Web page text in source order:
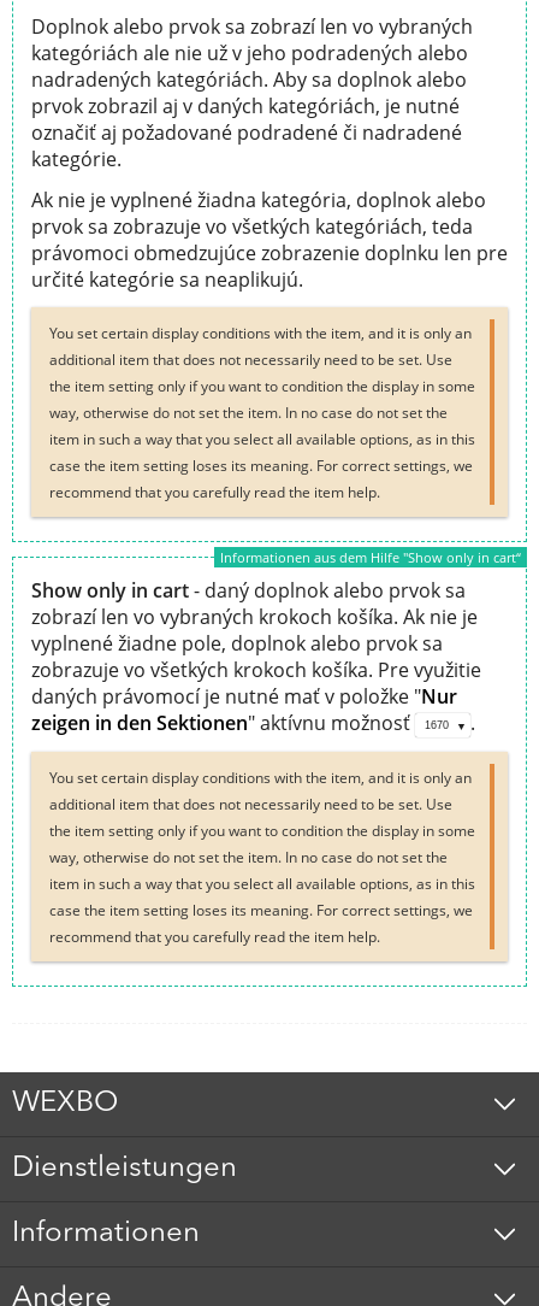
Doplnok alebo prvok sa zobrazí len vo vybraných
kategóriách ale nie už v jeho podradených alebo
nadradených kategóriách. Aby sa doplnok alebo
prvok zobrazil aj v daných kategóriách, je nutné
označiť aj požadované podradené či nadradené
kategórie.
Ak nie je vyplnené žiadna kategória, doplnok alebo
prvok sa zobrazuje vo všetkých kategóriách, teda
právomoci obmedzujúce zobrazenie doplnku len pre
určité kategórie sa neaplikujú.
You set certain display conditions with the item, and it is only an
additional item that does not necessarily need to be set. Use
the item setting only if you want to condition the display in some
way, otherwise do not set the item. In no case do not set the
item in such a way that you select all available options, as in this
case the item setting loses its meaning. For correct settings, we
recommend that you carefully read the item help.
Informationen aus dem Hilfe "Show only in cart“
Show only in cart- daný doplnok alebo prvok sa
zobrazí len vo vybraných krokoch košíka. Ak nie je
vyplnené žiadne pole, doplnok alebo prvok sa
zobrazuje vo všetkých krokoch košíka. Pre využitie
daných právomocí je nutné mať v položke "Nur
zeigen in den Sektionen" aktívnu možnosť 1670 .
You set certain display conditions with the item, and it is only an
additional item that does not necessarily need to be set. Use
the item setting only if you want to condition the display in some
way, otherwise do not set the item. In no case do not set the
item in such a way that you select all available options, as in this
case the item setting loses its meaning. For correct settings, we
recommend that you carefully read the item help.
WEXBO
Dienstleistungen
Informationen
Andere